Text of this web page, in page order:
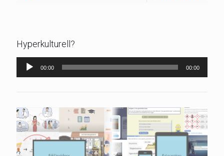
Hyperkulturell?
Audio-
Player
00:00 00:00